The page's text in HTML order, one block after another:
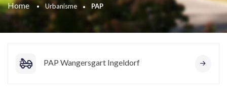
Home Urbanisme PAP
PAP Wangersgart Ingeldorf